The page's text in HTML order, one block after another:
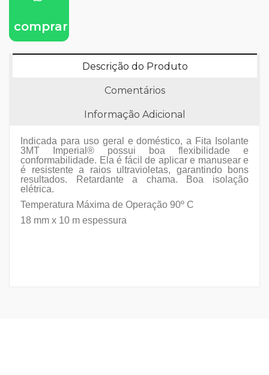
comprar
Descrição do Produto
Comentários
Informação Adicional
Indicada para uso geral e doméstico, a Fita Isolante
3MT Imperial® possui boa flexibilidade e
conformabilidade. Ela é fácil de aplicar e manusear e
é resistente a raios ultravioletas, garantindo bons
resultados.
Retardante a chama. Boa isolação
elétrica.
Temperatura Máxima de Operação 90º C
18 mm x 10 m espessura